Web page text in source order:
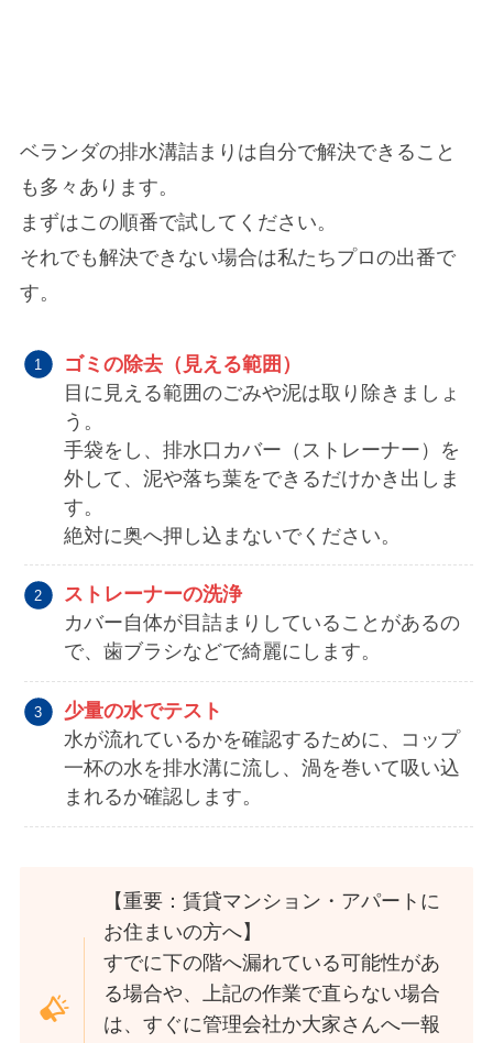
ベランダの排水溝詰まりは自分で解決できること
も多々あります。
まずはこの順番で試してください。
それでも解決できない場合は私たちプロの出番で
す。
ゴミの除去（見える範囲）
目に見える範囲のごみや泥は取り除きましょ
う。
手袋をし、排水口カバー（ストレーナー）を
外して、泥や落ち葉をできるだけかき出しま
す。
絶対に奥へ押し込まないでください。
ストレーナーの洗浄
カバー自体が目詰まりしていることがあるの
で、歯ブラシなどで綺麗にします。
少量の水でテスト
水が流れているかを確認するために、コップ
一杯の水を排水溝に流し、渦を巻いて吸い込
まれるか確認します。
【重要：賃貸マンション・アパートに
お住まいの方へ】
すでに下の階へ漏れている可能性があ
る場合や、上記の作業で直らない場合
は、すぐに管理会社か大家さんへ一報